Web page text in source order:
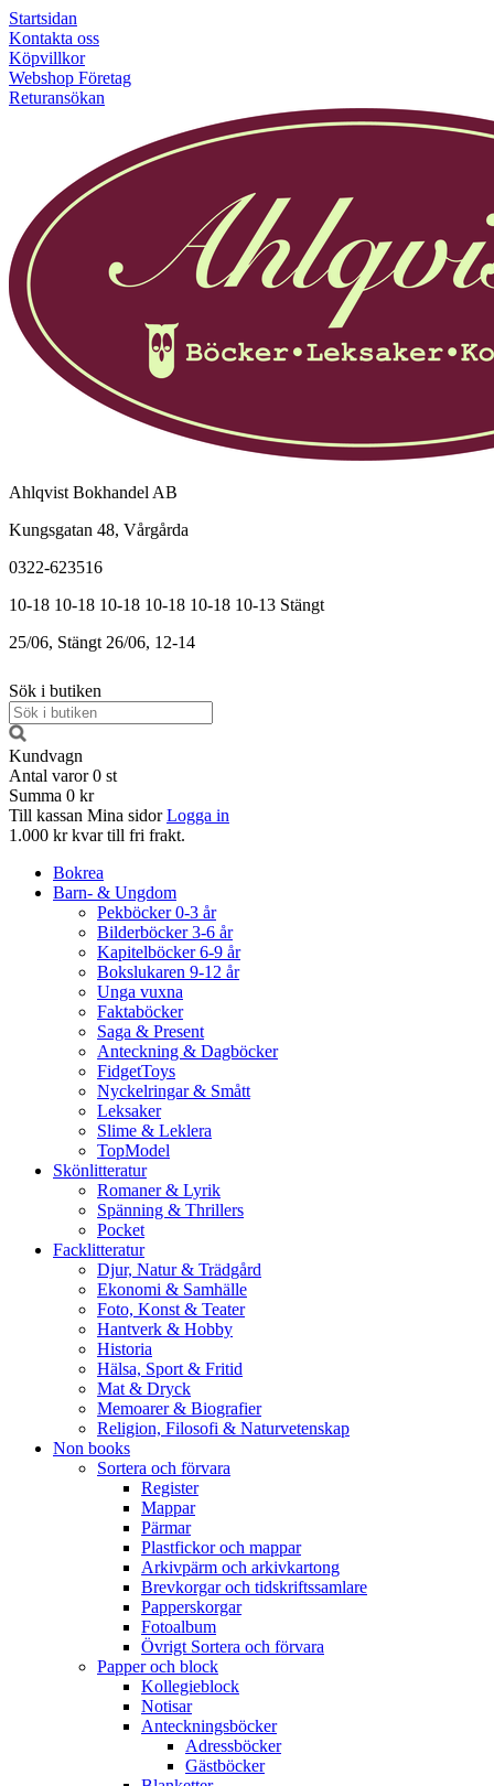
Startsidan
Kontakta oss
Köpvillkor
Webshop Företag
Returansökan
Ahlqvist Bokhandel AB
Kungsgatan 48, Vårgårda
0322-623516
10-18 10-18 10-18 10-18 10-18 10-13 Stängt
25/06, Stängt 26/06, 12-14
Sök i butiken
Kundvagn
Antal varor 0 st
Summa 0 kr
Till kassan Mina sidor Logga in
1.000 kr kvar till fri frakt.
Bokrea
Barn- & Ungdom
Pekböcker 0-3 år
Bilderböcker 3-6 år
Kapitelböcker 6-9 år
Bokslukaren 9-12 år
Unga vuxna
Faktaböcker
Saga & Present
Anteckning & Dagböcker
FidgetToys
Nyckelringar & Smått
Leksaker
Slime & Leklera
TopModel
Skönlitteratur
Romaner & Lyrik
Spänning & Thrillers
Pocket
Facklitteratur
Djur, Natur & Trädgård
Ekonomi & Samhälle
Foto, Konst & Teater
Hantverk & Hobby
Historia
Hälsa, Sport & Fritid
Mat & Dryck
Memoarer & Biografier
Religion, Filosofi & Naturvetenskap
Non books
Sortera och förvara
Register
Mappar
Pärmar
Plastfickor och mappar
Arkivpärm och arkivkartong
Brevkorgar och tidskriftssamlare
Papperskorgar
Fotoalbum
Övrigt Sortera och förvara
Papper och block
Kollegieblock
Notisar
Anteckningsböcker
Adressböcker
Gästböcker